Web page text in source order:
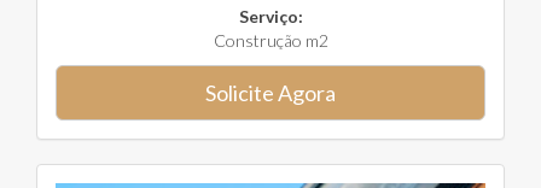
Serviço:
Construção m2
Solicite Agora